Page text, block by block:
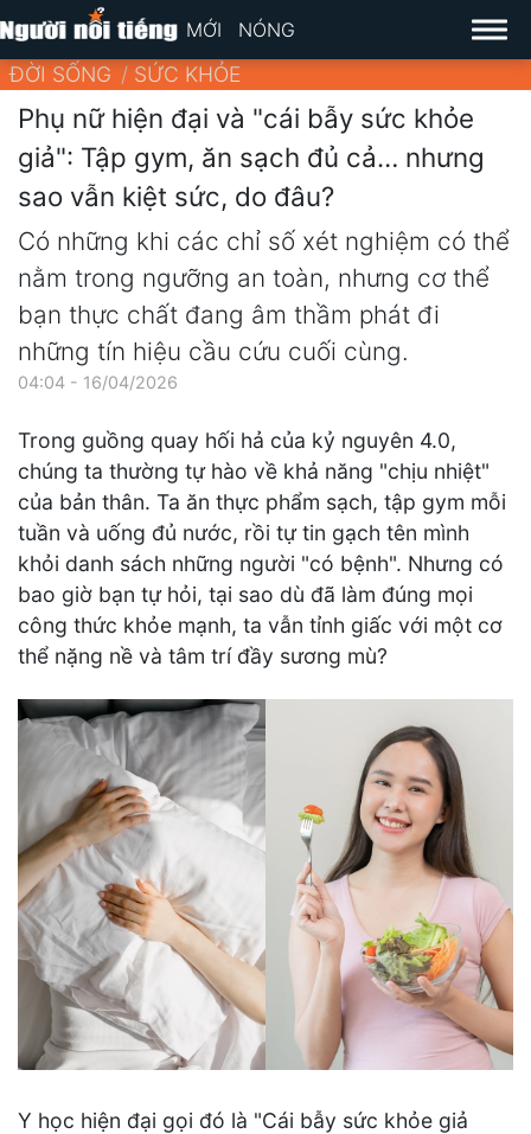
MỚI NÓNG
ĐỜI SỐNG SỨC KHỎE
Phụ nữ hiện đại và "cái bẫy sức khỏe
giả": Tập gym, ăn sạch đủ cả… nhưng
sao vẫn kiệt sức, do đâu?
Có những khi các chỉ số xét nghiệm có thể
nằm trong ngưỡng an toàn, nhưng cơ thể
bạn thực chất đang âm thầm phát đi
những tín hiệu cầu cứu cuối cùng.
04:04 - 16/04/2026
Trong guồng quay hối hả của kỷ nguyên 4.0,
chúng ta thường tự hào về khả năng "chịu nhiệt"
của bản thân. Ta ăn thực phẩm sạch, tập gym mỗi
tuần và uống đủ nước, rồi tự tin gạch tên mình
khỏi danh sách những người "có bệnh". Nhưng có
bao giờ bạn tự hỏi, tại sao dù đã làm đúng mọi
công thức khỏe mạnh, ta vẫn tỉnh giấc với một cơ
thể nặng nề và tâm trí đầy sương mù?
Y học hiện đại gọi đó là "Cái bẫy sức khỏe giả